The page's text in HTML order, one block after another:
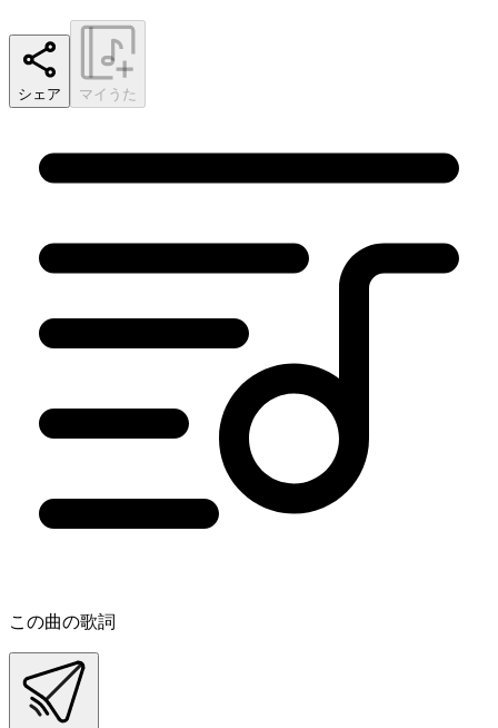
シェア マイうた
この曲の歌詞